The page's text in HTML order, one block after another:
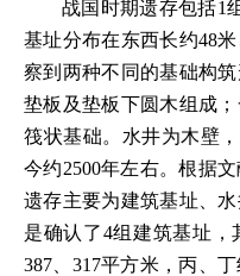
战国时期遗存包括1
基址分布在东西长约48
察到两种不同的基础构
垫板及垫板下圆木组成
筏状基础。水井为木壁
今约2500年左右。根据
遗存主要为建筑基址、
是确认了4组建筑基址
387、317平方米，丙、